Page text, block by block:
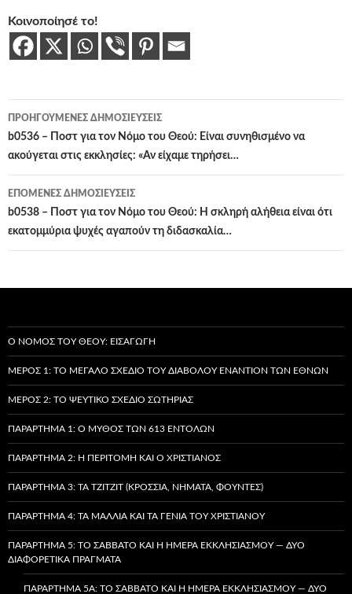
Κοινοποίησέ το!
Πλοήγηση
άρθρων
ΠΡΟΗΓΟΎΜΕΝΕΣ ΔΗΜΟΣΙΕΎΣΕΙΣ
b0536 – Ποστ για τον Νόμο του Θεού: Είναι συνηθισμένο να
ακούγεται στις εκκλησίες: «Αν είχαμε τηρήσει…
ΕΠΌΜΕΝΕΣ ΔΗΜΟΣΙΕΎΣΕΙΣ
b0538 – Ποστ για τον Νόμο του Θεού: Η σκληρή αλήθεια είναι ότι
εκατομμύρια ψυχές αγαπούν τη διδασκαλία…
Ο ΝΌΜΟΣ ΤΟΥ ΘΕΟΎ: ΕΙΣΑΓΩΓΉ
ΜΈΡΟΣ 1: ΤΟ ΜΕΓΆΛΟ ΣΧΈΔΙΟ ΤΟΥ ΔΙΑΒΌΛΟΥ ΕΝΑΝΤΊΟΝ ΤΩΝ ΕΘΝΏΝ
ΜΈΡΟΣ 2: ΤΟ ΨΕΎΤΙΚΟ ΣΧΈΔΙΟ ΣΩΤΗΡΊΑΣ
ΠΑΡΆΡΤΗΜΑ 1: Ο ΜΎΘΟΣ ΤΩΝ 613 ΕΝΤΟΛΏΝ
ΠΑΡΆΡΤΗΜΑ 2: Η ΠΕΡΙΤΟΜΉ ΚΑΙ Ο ΧΡΙΣΤΙΑΝΌΣ
ΠΑΡΆΡΤΗΜΑ 3: ΤΑ TZITZIT (ΚΡΌΣΣΙΑ, ΝΉΜΑΤΑ, ΦΟΎΝΤΕΣ)
ΠΑΡΆΡΤΗΜΑ 4: ΤΑ ΜΑΛΛΙΆ ΚΑΙ ΤΑ ΓΈΝΙΑ ΤΟΥ ΧΡΙΣΤΙΑΝΟΎ
ΠΑΡΆΡΤΗΜΑ 5: ΤΟ ΣΆΒΒΑΤΟ ΚΑΙ Η ΗΜΈΡΑ ΕΚΚΛΗΣΙΑΣΜΟΎ — ΔΎΟ
ΔΙΑΦΟΡΕΤΙΚΆ ΠΡΆΓΜΑΤΑ
ΠΑΡΆΡΤΗΜΑ 5A: ΤΟ ΣΆΒΒΑΤΟ ΚΑΙ Η ΗΜΈΡΑ ΕΚΚΛΗΣΙΑΣΜΟΎ — ΔΎΟ